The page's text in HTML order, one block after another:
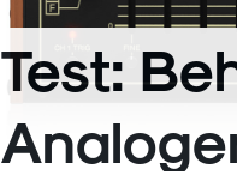
Test: